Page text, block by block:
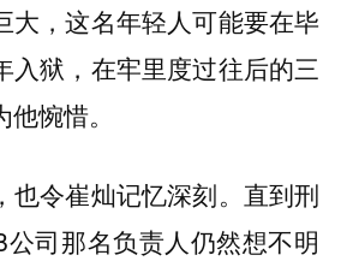
大，这名年轻人可能要在毕
入狱，在牢里度过往后的三
惋惜。
也令崔灿记忆深刻。直到刑
司那名负责人仍然想不明